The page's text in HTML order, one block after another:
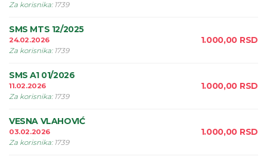
Za korisnika: 1739
SMS MTS 12/2025
24.02.2026
Za korisnika: 1739
1.000,00 RSD
SMS A1 01/2026
11.02.2026
Za korisnika: 1739
1.000,00 RSD
VESNA VLAHOVIĆ
03.02.2026
Za korisnika: 1739
1.000,00 RSD